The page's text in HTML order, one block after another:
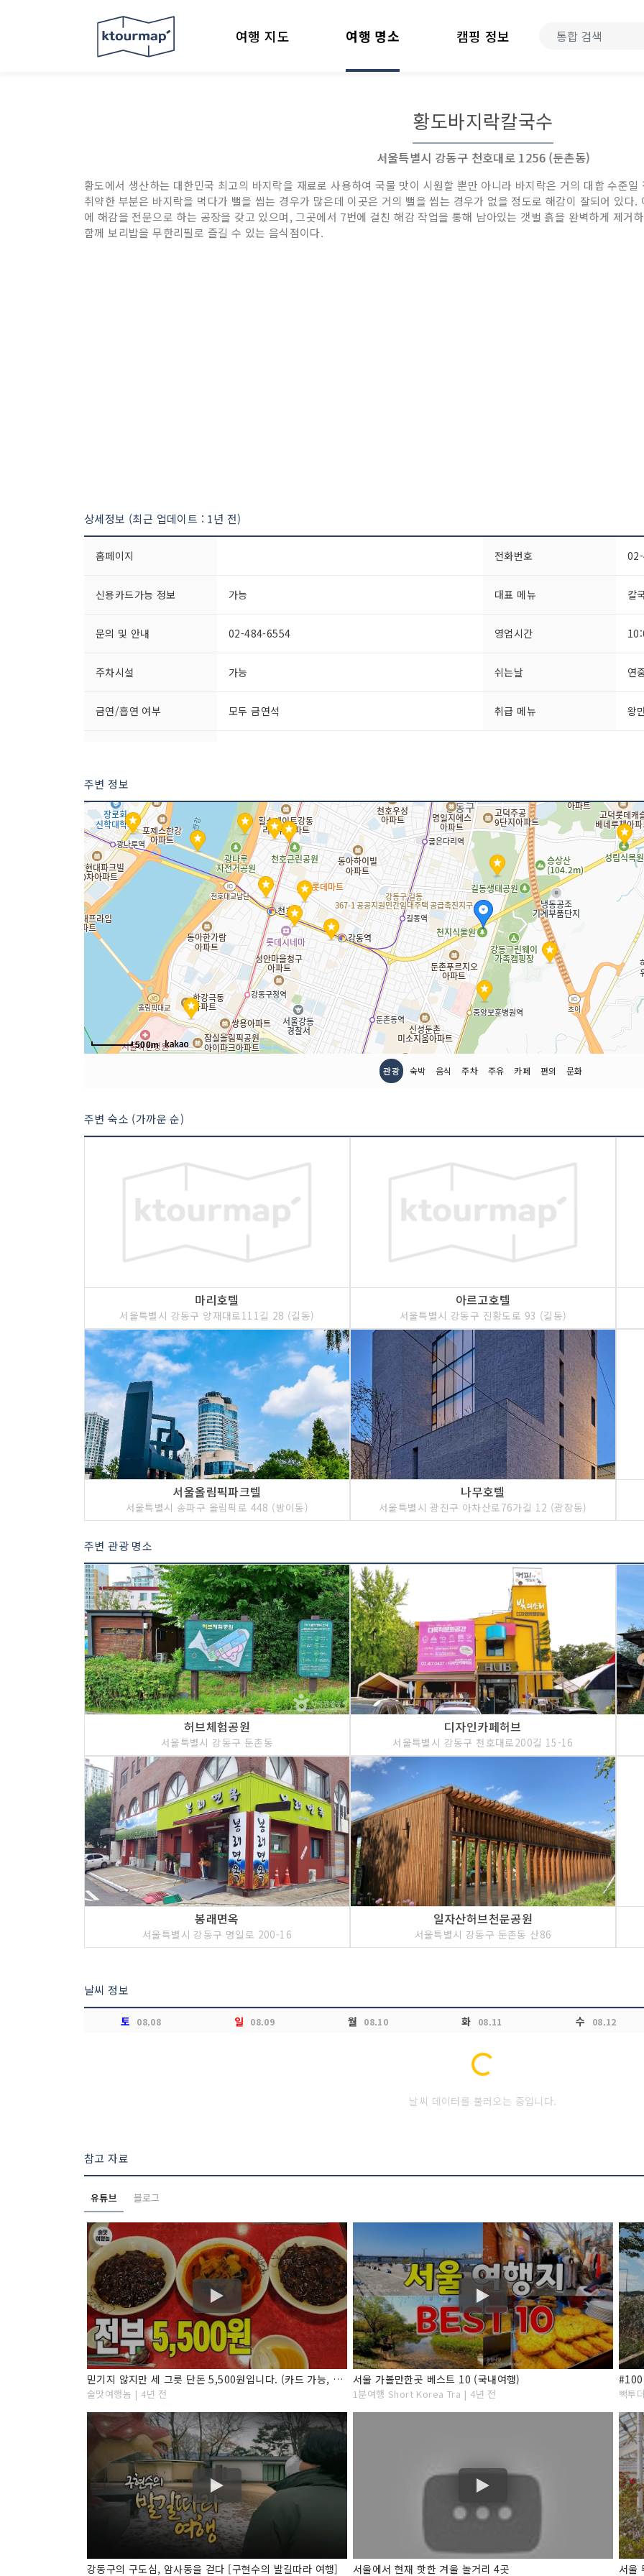
여행 지도 여행 명소 캠핑 정보
황도바지락칼국수
서울특별시 강동구 천호대로 1256 (둔촌동)
황도에서 생산하는 대한민국 최고의 바지락을 재료로 사용하여 국물 맛이 시원할 뿐만 아니라 바지락은 거의 대합 수준
취약한 부분은 바지락을 먹다가 뻘을 씹는 경우가 많은데 이곳은 거의 뻘을 씹는 경우가 없을 정도로 해감이 잘되어 있다
에 해감을 전문으로 하는 공장을 갖고 있으며, 그곳에서 7번에 걸친 해감 작업을 통해 남아있는 갯벌 흙을 완벽하게 제거
함께 보리밥을 무한리필로 즐길 수 있는 음식점이다.
상세정보 (최근 업데이트 : 1년 전)
홈페이지 전화번호
신용카드가능 정보 가능 대표 메뉴 칼
문의 및 안내 02-484-6554 영업시간
주차시설 가능 쉬는날 연
금연/흡연 여부 모두 금연석 취급 메뉴 왕
주변 정보
500m
관광 숙박 음식 주차 주유 카페 편의 문화
주변 숙소 (가까운 순)
마리호텔
서울특별시 강동구 양재대로111길 28 (길동)
아르고호텔
서울특별시 강동구 진황도로 93 (길동)
서울올림픽파크텔
서울특별시 송파구 올림픽로 448 (방이동)
나무호텔
서울특별시 광진구 아차산로76가길 12 (광장동)
주변 관광 명소
허브체험공원
서울특별시 강동구 둔촌동
디자인카페허브
서울특별시 강동구 천호대로200길 15-16
봉래면옥
서울특별시 강동구 명일로 200-16
일자산허브천문공원
서울특별시 강동구 둔촌동 산86
날씨 정보
토 08.08 일 08.09 월 08.10 화 08.11 수 08.12
Loading...
날씨 데이터를 불러오는 중입니다.
참고 자료
유튜브 블로그
믿기지 않지만 세 그릇 단돈 5,500원입니다. (카드 가능, 소주 팔아요)
술맛여행놈 | 4년 전
서울 가볼만한곳 베스트 10 (국내여행)
1분여행 Short Korea Tra | 4년 전 빽투
강동구의 구도심, 암사동을 걷다 [구현수의 발길따라 여행] 서울에서 현재 핫한 겨울 놀거리 4곳 서울